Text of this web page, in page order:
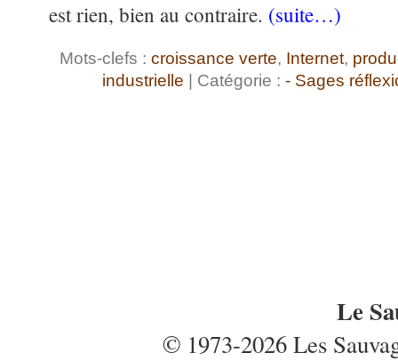
est rien, bien au contraire. (suite…)
Mots-clefs : croissance verte, Internet,
industrielle | Catégorie : - Sages
Le
© 1973-2026 Les